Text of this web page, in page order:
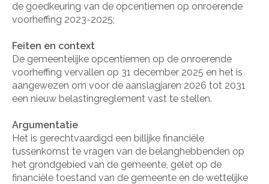
de goedkeuring van de opcentiemen op onroerende
voorheffing 2023-2025;
Feiten en context
De gemeentelijke opcentiemen op de onroerende
voorheffing vervallen op 31 december 2025 en het is
aangewezen om voor de aanslagjaren 2026 tot 2031
een nieuw belastingreglement vast te stellen.
Argumentatie
Het is gerechtvaardigd een billijke financiële
tussenkomst te vragen van de belanghebbenden op
het grondgebied van de gemeente, gelet op de
financiële toestand van de gemeente en de wettelijke